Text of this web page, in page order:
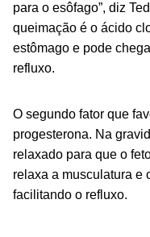
para o esôfago”, diz
queimação é o ácido
estômago e pode
refluxo.
O segundo fator que
progesterona. Na
relaxado para que o
relaxa a musculatura e
facilitando o refluxo.